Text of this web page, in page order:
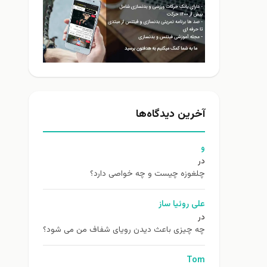
آخرین دیدگاه‌ها
و
در
چلغوزه چیست و چه خواصی دارد؟
علی روئیا ساز
در
چه چیزی باعث دیدن رویای شفاف من می شود؟
Tom